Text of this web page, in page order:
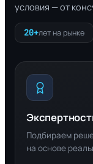
условия — от
20+лет на рынке
Подбираем
на основе